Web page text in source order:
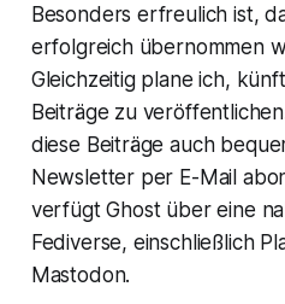
Besonders erfreulich ist,
erfolgreich übernommen
Gleichzeitig plane ich,
Beiträge zu
diese Beiträge auch
Newsletter per E-Mail
verfügt Ghost über eine
Fediverse, einschließlich
Mastodon.